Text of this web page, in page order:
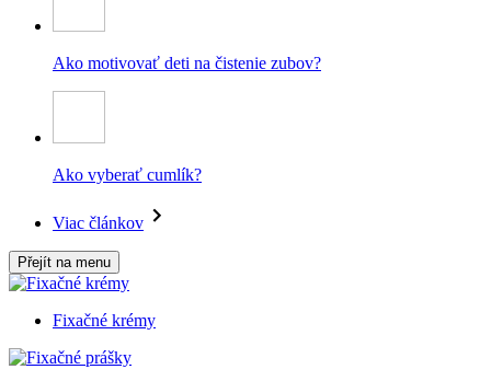
Ako motivovať deti na čistenie zubov?
Ako vyberať cumlík?
Viac článkov
Přejít na menu
Fixačné krémy